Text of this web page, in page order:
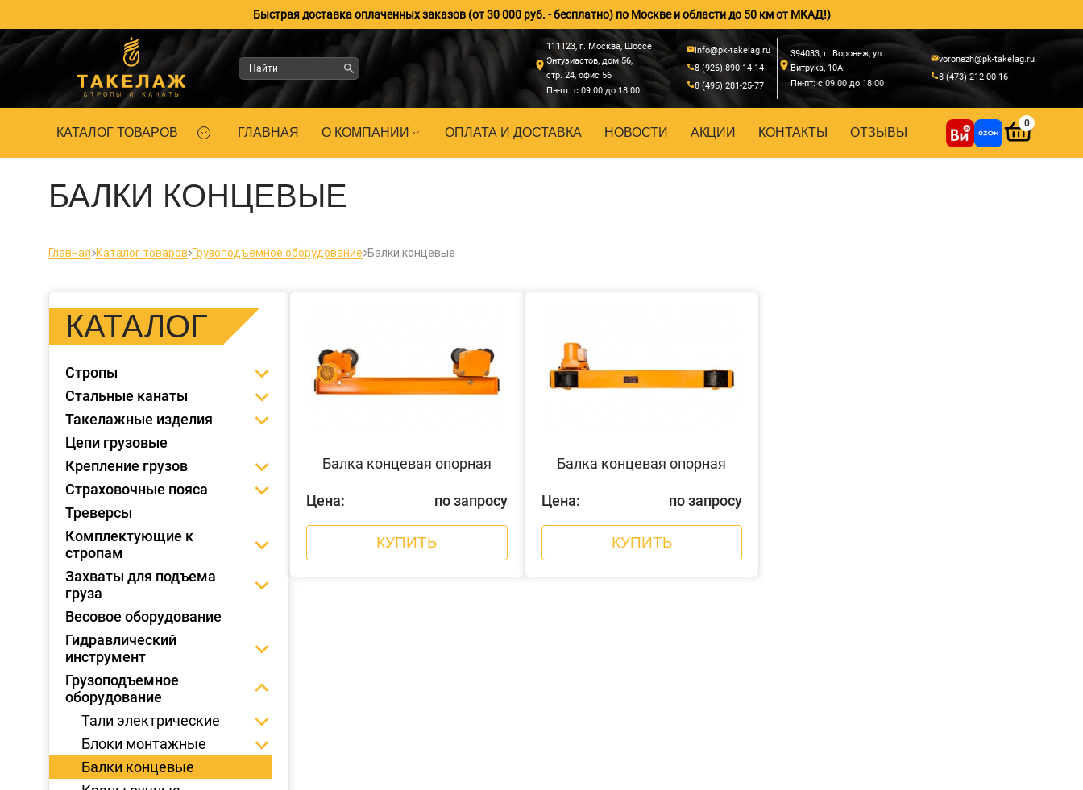
Быстрая доставка оплаченных заказов (от 30 000 руб. - бесплатно) по Москве и области до 50 км от МКАД!)
111123, г. Москва, Шоссе
Энтузиастов, дом 56,
стр. 24, офис 56
Пн-пт: с 09.00 до 18.00
info@pk-takelag.ru
8 (926) 890-14-14
8 (495) 281-25-77
394033, г. Воронеж, ул.
Витрука, 10А
Пн-пт: с 09.00 до 18.00
voronezh@pk-takelag.ru
8 (473) 212-00-16
КАТАЛОГ ТОВАРОВ ГЛАВНАЯ О КОМПАНИИ ОПЛАТА И ДОСТАВКА НОВОСТИ АКЦИИ КОНТАКТЫ ОТЗЫВЫ
0
БАЛКИ КОНЦЕВЫЕ
Главная Каталог товаров Грузоподъемное оборудование Балки концевые
КАТАЛОГ
Стропы
Стальные канаты
Такелажные изделия
Цепи грузовые
Крепление грузов
Страховочные пояса
Треверсы
Комплектующие к
стропам
Захваты для подъема
груза
Весовое оборудование
Гидравлический
инструмент
Грузоподъемное
оборудование
Тали электрические
Блоки монтажные
Балки концевые
Балка концевая опорная
Цена: по запросу
КУПИТЬ
Балка концевая опорная
Цена: по запросу
КУПИТЬ